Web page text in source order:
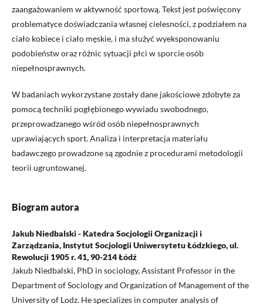
zaangażowaniem w aktywność sportową. Tekst jest poświęcony
problematyce doświadczania własnej cielesności, z podziałem na
ciało kobiece i ciało męskie, i ma służyć wyeksponowaniu
podobieństw oraz różnic sytuacji płci w sporcie osób
niepełnosprawnych.
W badaniach wykorzystane zostały dane jakościowe zdobyte za
pomocą techniki pogłębionego wywiadu swobodnego,
przeprowadzanego wśród osób niepełnosprawnych
uprawiających sport. Analiza i interpretacja materiału
badawczego prowadzone są zgodnie z procedurami metodologii
teorii ugruntowanej.
Biogram autora
Jakub Niedbalski - Katedra Socjologii Organizacji i
Zarządzania, Instytut Socjologii Uniwersytetu Łódzkiego, ul.
Rewolucji 1905 r. 41, 90-214 Łódź
Jakub Niedbalski, PhD in sociology, Assistant Professor in the
Department of Sociology and Organization of Management of the
University of Lodz. He specializes in computer analysis of